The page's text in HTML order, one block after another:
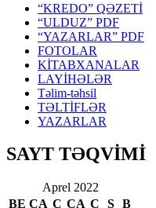
“KREDO” QƏZETİ
“ULDUZ” PDF
“YAZARLAR” PDF
FOTOLAR
KİTABXANALAR
LAYİHƏLƏR
Təlim-təhsil
TƏLTİFLƏR
YAZARLAR
SAYT TƏQVİMİ
Aprel 2022
BE ÇA Ç CA C Ş
B